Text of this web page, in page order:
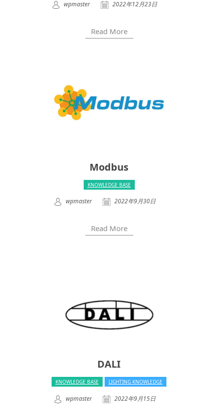
wpmaster 2022年12月23日
Read More
Modbus
KNOWLEDGE BASE
wpmaster 2022年9月30日
Read More
DALI
KNOWLEDGE BASE LIGHTING KNOWLEDGE
wpmaster 2022年9月15日